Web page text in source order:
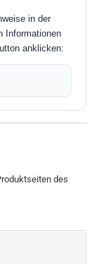
in der
Informationen
anklicken:
des